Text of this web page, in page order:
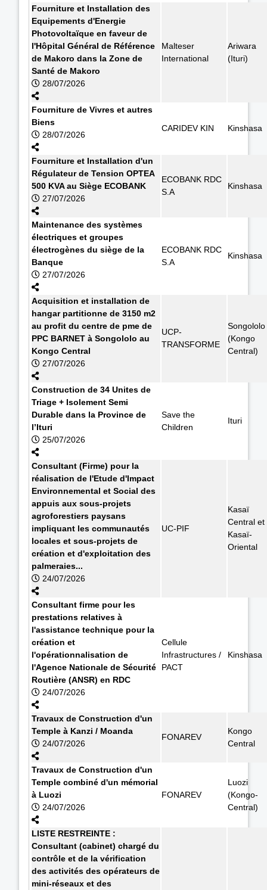
Fourniture et Installation des
Equipements d'Energie
Photovoltaïque en faveur de
l'Hôpital Général de Référence
de Makoro dans la Zone de
Santé de Makoro
28/07/2026
Malteser
International
Ariwara
(Ituri)
Fourniture de Vivres et autres
Biens
28/07/2026
CARIDEV KIN Kinshasa
Fourniture et Installation d'un
Régulateur de Tension OPTEA
500 KVA au Siège ECOBANK
27/07/2026
ECOBANK RDC
S.A
Kinshasa
Maintenance des systèmes
électriques et groupes
électrogènes du siège de la
Banque
27/07/2026
ECOBANK RDC
S.A
Kinshasa
Acquisition et installation de
hangar partitionne de 3150 m2
au profit du centre de pme de
PPC BARNET à Songololo au
Kongo Central
27/07/2026
UCP-
TRANSFORME
Songololo
(Kongo
Central)
Construction de 34 Unites de
Triage + Isolement Semi
Durable dans la Province de
l’Ituri
25/07/2026
Save the
Children
Ituri
Consultant (Firme) pour la
réalisation de l'Etude d'Impact
Environnemental et Social des
appuis aux sous-projets
agroforestiers paysans
impliquant les communautés
locales et sous-projets de
création et d'exploitation des
palmeraies...
24/07/2026
UC-PIF
Kasaï
Central et
Kasaï-
Oriental
Consultant firme pour les
prestations relatives à
l'assistance technique pour la
création et
l'opérationnalisation de
l'Agence Nationale de Sécurité
Routière (ANSR) en RDC
24/07/2026
Cellule
Infrastructures /
PACT
Kinshasa
Travaux de Construction d'un
Temple à Kanzi / Moanda
24/07/2026
FONAREV
Kongo
Central
Travaux de Construction d'un
Temple combiné d'un mémorial
à Luozi
24/07/2026
FONAREV
Luozi
(Kongo-
Central)
LISTE RESTREINTE :
Consultant (cabinet) chargé du
contrôle et de la vérification
des activités des opérateurs de
mini-réseaux et des